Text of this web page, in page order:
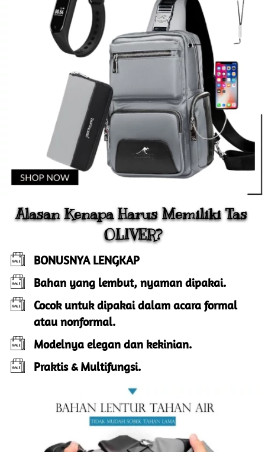
Alasan Kenapa Harus Memiliki Tas
OLIVER?
BONUSNYA LENGKAP
Bahan yang lembut, nyaman dipakai.
Cocok untuk dipakai dalam acara formal
atau nonformal.
Modelnya elegan dan kekinian.
Praktis & Multifungsi.